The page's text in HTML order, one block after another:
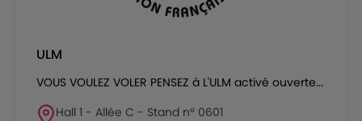
ULM
VOUS VOULEZ VOLER PENSEZ à L'ULM activé ouverte...
Hall 1 - Allée C - Stand n° 0601